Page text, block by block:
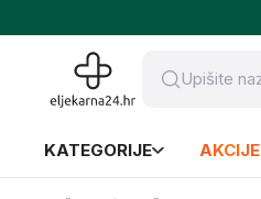
KATEGORIJE AKCIJE